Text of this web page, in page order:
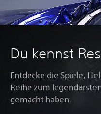
Du kennst
Entdecke die Spiele,
Reihe zum
gemacht haben.